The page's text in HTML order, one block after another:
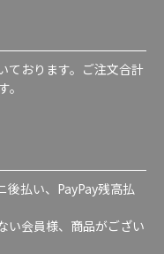
ております。ご注文合計
後払い、PayPay残高払
い会員様、商品がござい